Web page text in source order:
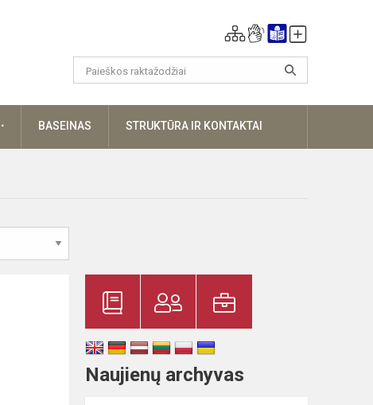
DAUGIAUBASEINAS STRUKTŪRA IR KONTAKTAI
Naujienų archyvas